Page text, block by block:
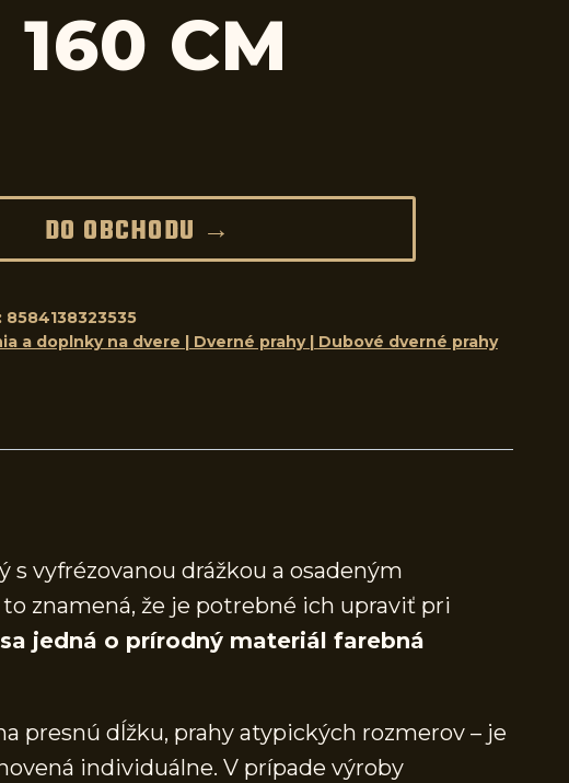
160 CM
DO OBCHODU →
8584138323535
a doplnky na dvere | Dverné prahy | Dubové dverné prahy
s vyfrézovanou drážkou a osadeným
to znamená, že je potrebné ich upraviť pri
jedná o prírodný materiál farebná
presnú dĺžku, prahy atypických rozmerov – je
individuálne. V prípade výroby